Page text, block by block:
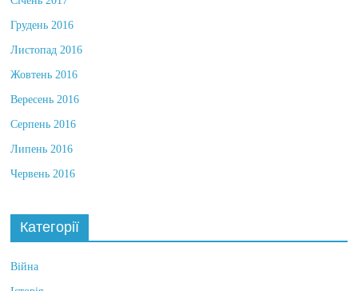
Січень 2017
Грудень 2016
Листопад 2016
Жовтень 2016
Вересень 2016
Серпень 2016
Липень 2016
Червень 2016
Категорії
Війна